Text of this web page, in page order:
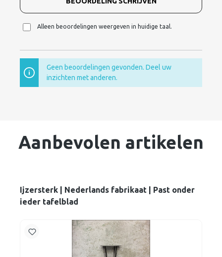
Alleen beoordelingen weergeven in huidige taal.
Geen beoordelingen gevonden. Deel uw
inzichten met anderen.
Aanbevolen artikelen
Ijzersterk | Nederlands fabrikaat | Past onder
ieder tafelblad